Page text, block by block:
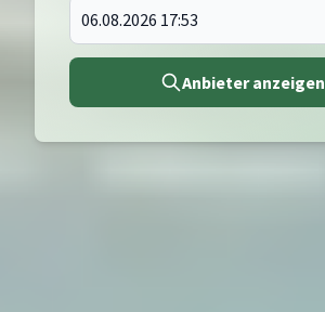
Anbieter anzeigen